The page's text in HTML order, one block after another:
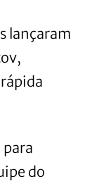
lançaram
do